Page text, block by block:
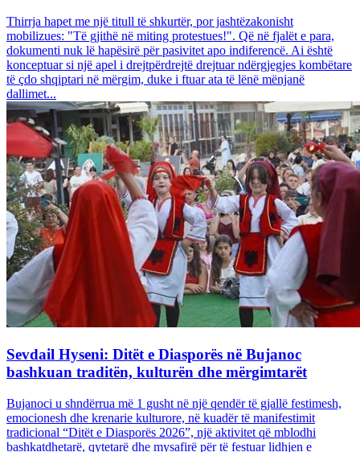
Thirrja hapet me një titull të shkurtër, por jashtëzakonisht
mobilizues: "Të gjithë në miting protestues!". Që në fjalët e para,
dokumenti nuk lë hapësirë për pasivitet apo indiferencë. Ai është
konceptuar si një apel i drejtpërdrejtë drejtuar ndërgjegjes kombëtare
të çdo shqiptari në mërgim, duke i ftuar ata të lënë mënjanë
dallimet...
Sevdail Hyseni: Ditët e Diasporës në Bujanoc
bashkuan traditën, kulturën dhe mërgimtarët
Bujanoci u shndërrua më 1 gusht në një qendër të gjallë festimesh,
emocionesh dhe krenarie kulturore, në kuadër të manifestimit
tradicional “Ditët e Diasporës 2026”, një aktivitet që mblodhi
bashkatdhetarë, qytetarë dhe mysafirë për të festuar lidhjen e